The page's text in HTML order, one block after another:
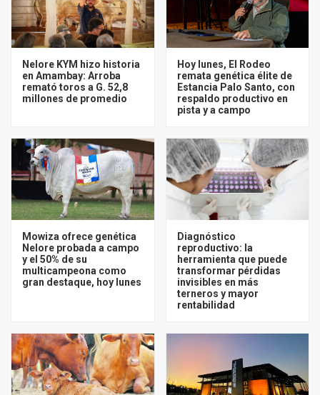
Nelore KYM hizo historia
en Amambay: Arroba
remató toros a G. 52,8
millones de promedio
Hoy lunes, El Rodeo
remata genética élite de
Estancia Palo Santo, con
respaldo productivo en
pista y a campo
Mowiza ofrece genética
Nelore probada a campo
y el 50% de su
multicampeona como
gran destaque, hoy lunes
Diagnóstico
reproductivo: la
herramienta que puede
transformar pérdidas
invisibles en más
terneros y mayor
rentabilidad